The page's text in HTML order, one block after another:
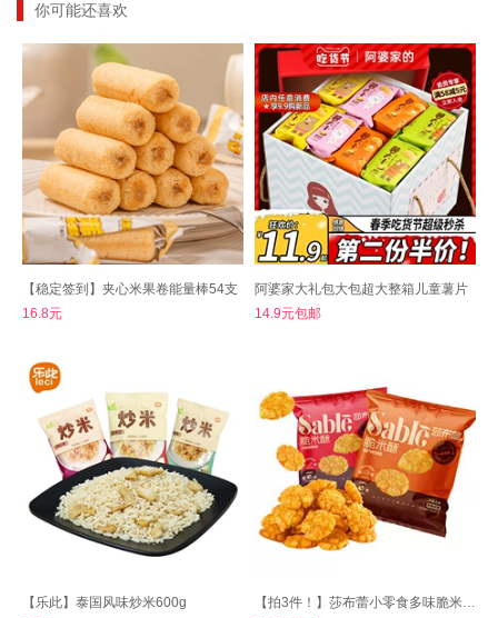
你可能还喜欢
【稳定签到】夹心米果卷能量棒54支
16.8元
阿婆家大礼包大包超大整箱儿童薯片
14.9元包邮
【乐此】泰国风味炒米600g
【拍3件！】莎布蕾小零食多味脆米酥共18包